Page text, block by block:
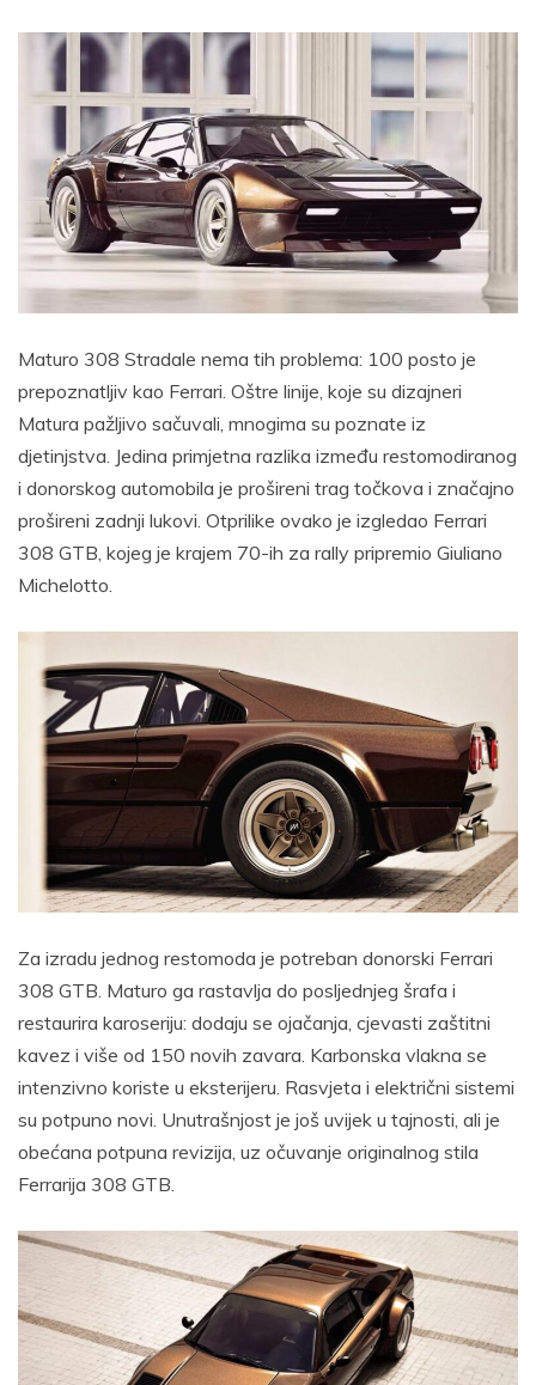
Maturo 308 Stradale nema tih problema: 100 posto je
prepoznatljiv kao Ferrari. Oštre linije, koje su dizajneri
Matura pažljivo sačuvali, mnogima su poznate iz
djetinjstva. Jedina primjetna razlika između restomodiranog
i donorskog automobila je prošireni trag točkova i značajno
prošireni zadnji lukovi. Otprilike ovako je izgledao Ferrari
308 GTB, kojeg je krajem 70-ih za rally pripremio Giuliano
Michelotto.
Za izradu jednog restomoda je potreban donorski Ferrari
308 GTB. Maturo ga rastavlja do posljednjeg šrafa i
restaurira karoseriju: dodaju se ojačanja, cjevasti zaštitni
kavez i više od 150 novih zavara. Karbonska vlakna se
intenzivno koriste u eksterijeru. Rasvjeta i električni sistemi
su potpuno novi. Unutrašnjost je još uvijek u tajnosti, ali je
obećana potpuna revizija, uz očuvanje originalnog stila
Ferrarija 308 GTB.